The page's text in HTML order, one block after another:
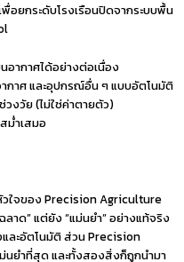
ยกระดับโรงเรือนปิดจากระบบพื้น
อากาศได้อย่างต่อเนื่อง
กาศ และอุปกรณ์อื่น ๆ แบบอัตโนมัติ
งวัย (ไม่ใช่ค่าตายตัว)
ม่ำเสมอ
ใจของ Precision Agriculture
าด” แต่ยัง “แม่นยำ” อย่างแท้จริง
และอัตโนมัติ ส่วน Precision
นยำที่สุด และทั้งสองสิ่งก็ถูกนำมา